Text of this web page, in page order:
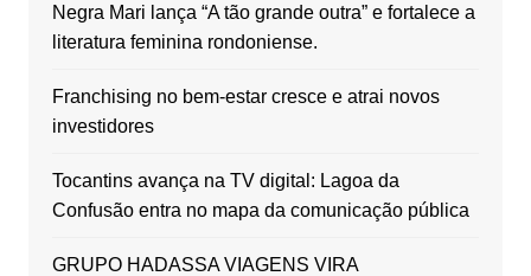
Negra Mari lança “A tão grande outra” e fortalece a
literatura feminina rondoniense.
Franchising no bem-estar cresce e atrai novos
investidores
Tocantins avança na TV digital: Lagoa da
Confusão entra no mapa da comunicação pública
GRUPO HADASSA VIAGENS VIRA